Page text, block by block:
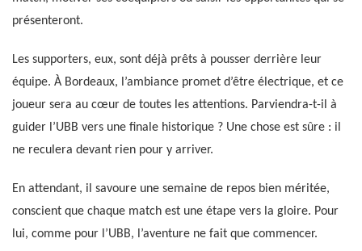
présenteront.
Les supporters, eux, sont déjà prêts à pousser derrière leur
équipe. À Bordeaux, l’ambiance promet d’être électrique, et ce
joueur sera au cœur de toutes les attentions. Parviendra-t-il à
guider l’UBB vers une finale historique ? Une chose est sûre : il
ne reculera devant rien pour y arriver.
En attendant, il savoure une semaine de repos bien méritée,
conscient que chaque match est une étape vers la gloire. Pour
lui, comme pour l’UBB, l’aventure ne fait que commencer.